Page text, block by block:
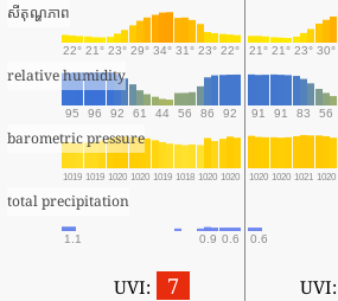
សីតុណ្ហភាព
22° 21° 23° 29° 34° 31° 23° 22° 21° 21° 23° 30°
relative humidity
95 96 92 61 44 56 86 92 91 91 83 56
barometric pressure
1019 1019 1020 1020 1019 1018 1020 1020 1020 1020 1021 1020
total precipitation
1.1 0.9 0.6 0.6
UVI: 7 UVI: